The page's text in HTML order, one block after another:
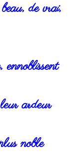
de vrai,
ardeur
noble